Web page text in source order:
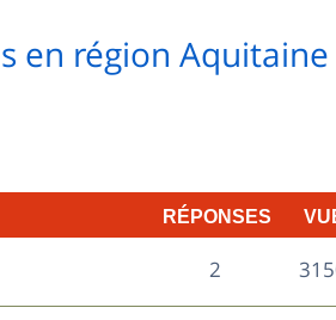
en région Aquitaine
RÉPONSES
2R
é